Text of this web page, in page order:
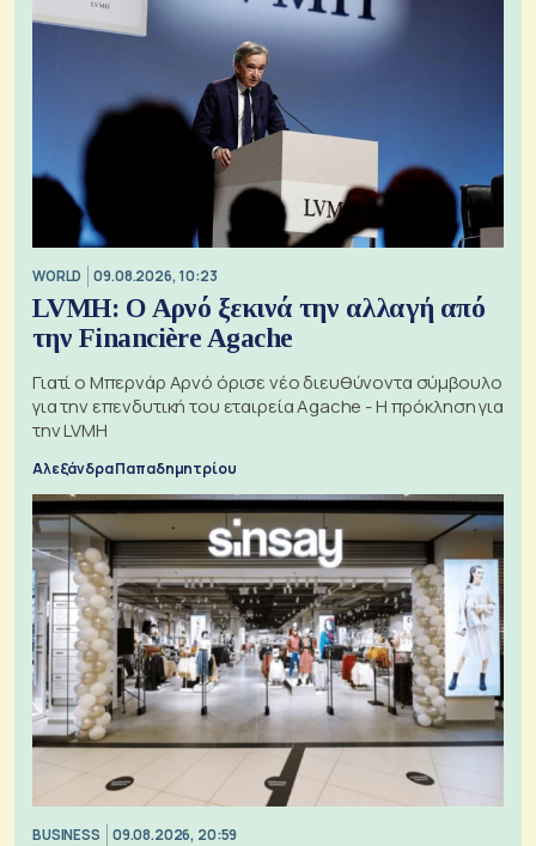
WORLD 09.08.2026, 10:23
LVMH: Ο Αρνό ξεκινά την αλλαγή από
την Financière Agache
Γιατί ο Μπερνάρ Αρνό όρισε νέο διευθύνοντα σύμβουλο
για την επενδυτική του εταιρεία Agache - Η πρόκληση για
την LVMH
Αλεξάνδρα Παπαδημητρίου
BUSINESS 09.08.2026, 20:59